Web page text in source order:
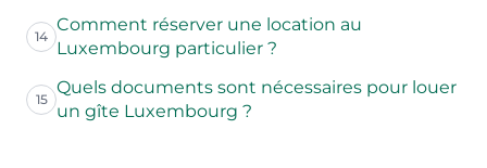
14
Comment réserver une location au
Luxembourg particulier ?
15
Quels documents sont nécessaires pour louer
un gîte Luxembourg ?